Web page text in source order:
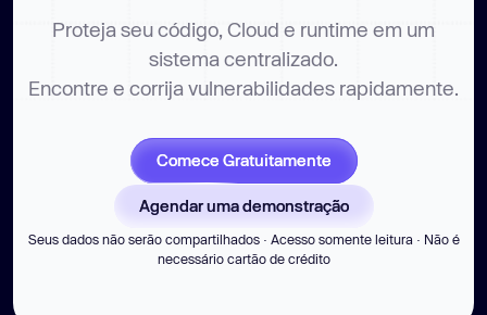
Proteja seu código, Cloud e runtime em um
sistema centralizado.
Encontre e corrija vulnerabilidades rapidamente.
Comece Gratuitamente
Agendar uma demonstração
Seus dados não serão compartilhados · Acesso somente leitura · Não é
necessário cartão de crédito